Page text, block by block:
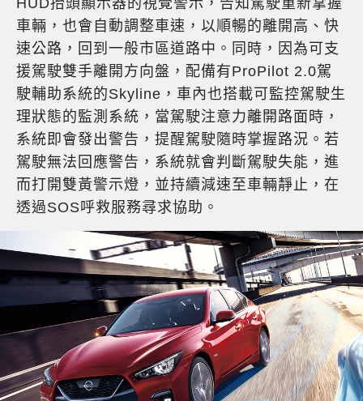
HUD抬頭顯示器的視覺警示，告知駕駛重新掌握
車輛，也會自動調整車速，以順暢的離開高、快
速公路，回到一般市區道路中。同時，因為可支
援駕駛雙手離開方向盤，配備有ProPilot 2.0駕
駛輔助系統的Skyline，車內也搭載可監控駕駛生
理狀態的監測系統，當駕駛注意力離開路面時，
系統即會發出警告，提醒駕駛隨時掌握路況。若
駕駛無法回應警告，系統就會判斷駕駛失能，進
而打開雙黃警示燈，並持續減速至車輛靜止，在
透過SOS呼救服務尋求協助。